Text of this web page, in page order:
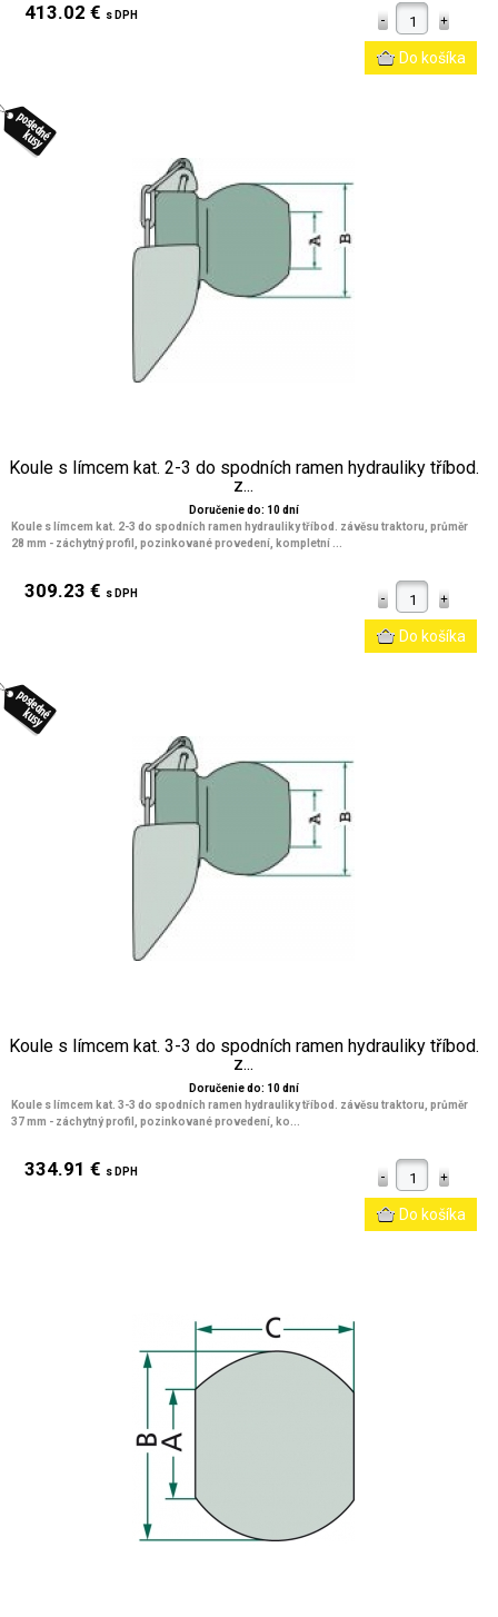
413.02 € s DPH
Koule s límcem kat. 2-3 do spodních ramen hydrauliky tříbod.
z...
Doručenie do: 10 dní
Koule s límcem kat. 2-3 do spodních ramen hydrauliky tříbod. závěsu traktoru, průměr
28 mm - záchytný profil, pozinkované provedení, kompletní ...
309.23 € s DPH
Koule s límcem kat. 3-3 do spodních ramen hydrauliky tříbod.
z...
Doručenie do: 10 dní
Koule s límcem kat. 3-3 do spodních ramen hydrauliky tříbod. závěsu traktoru, průměr
37 mm - záchytný profil, pozinkované provedení, ko...
334.91 € s DPH